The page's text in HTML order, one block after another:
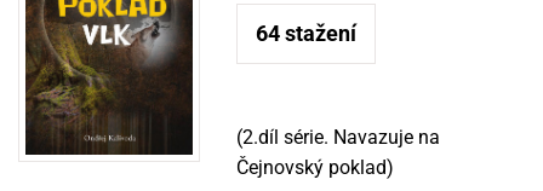
64stažení
(2.díl série. Navazuje na
Čejnovský poklad)